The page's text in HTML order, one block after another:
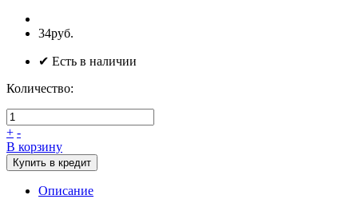
34руб.
✔ Есть в наличии
Количество:
+ -
В корзину
Купить в кредит
Описание